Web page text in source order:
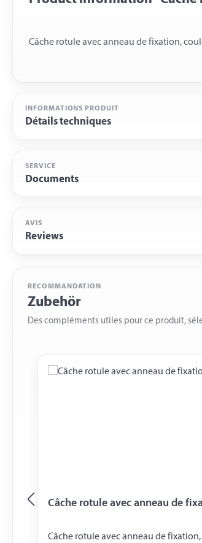
INFORMATIONS PRODUIT
Détails techniques
SERVICE
Documents
AVIS
Reviews
RECOMMANDATION
Zubehör
Des compléments utiles pour ce produit,
Câche rotule avec anneau de
Câche rotule avec anneau de